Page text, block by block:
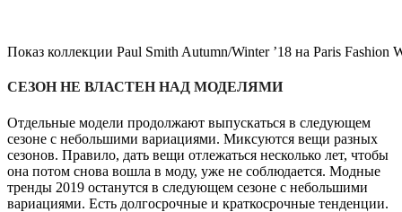
Показ коллекции Paul Smith Autumn/Winter ’18 на Paris Fashion
СЕЗОН НЕ ВЛАСТЕН НАД МОДЕЛЯМИ
Отдельные модели продолжают выпускаться в следующем
сезоне с небольшими вариациями. Миксуются вещи разных
сезонов. Правило, дать вещи отлежаться несколько лет, чтобы
она потом снова вошла в моду, уже не соблюдается. Модные
тренды 2019 останутся в следующем сезоне с небольшими
вариациями. Есть долгосрочные и краткосрочные тенденции.